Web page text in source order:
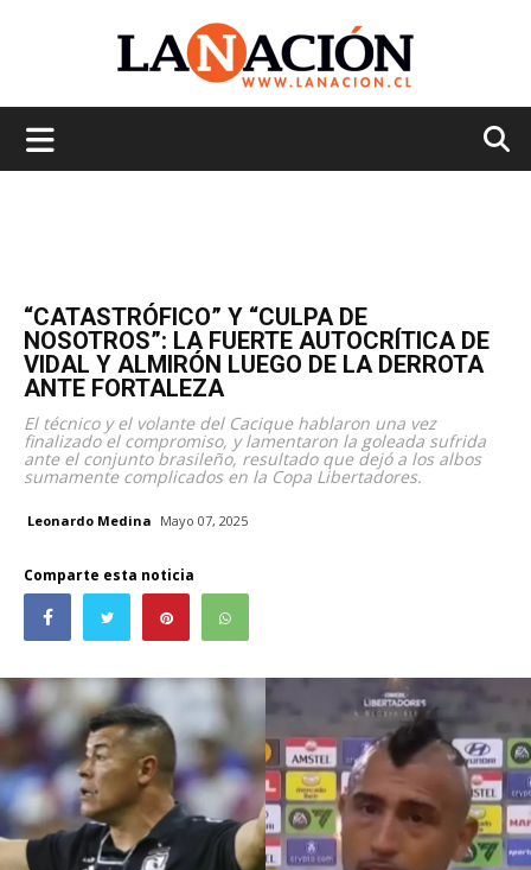
“CATASTRÓFICO” Y “CULPA DE
NOSOTROS”: LA FUERTE AUTOCRÍTICA DE
VIDAL Y ALMIRÓN LUEGO DE LA DERROTA
ANTE FORTALEZA
El técnico y el volante del Cacique hablaron una vez
finalizado el compromiso, y lamentaron la goleada sufrida
ante el conjunto brasileño, resultado que dejó a los albos
sumamente complicados en la Copa Libertadores.
Leonardo Medina Mayo 07, 2025
Comparte esta noticia